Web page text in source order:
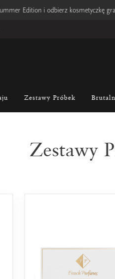
Edition i odbierz kosmetyczkę
Zestawy Próbek
Zestawy